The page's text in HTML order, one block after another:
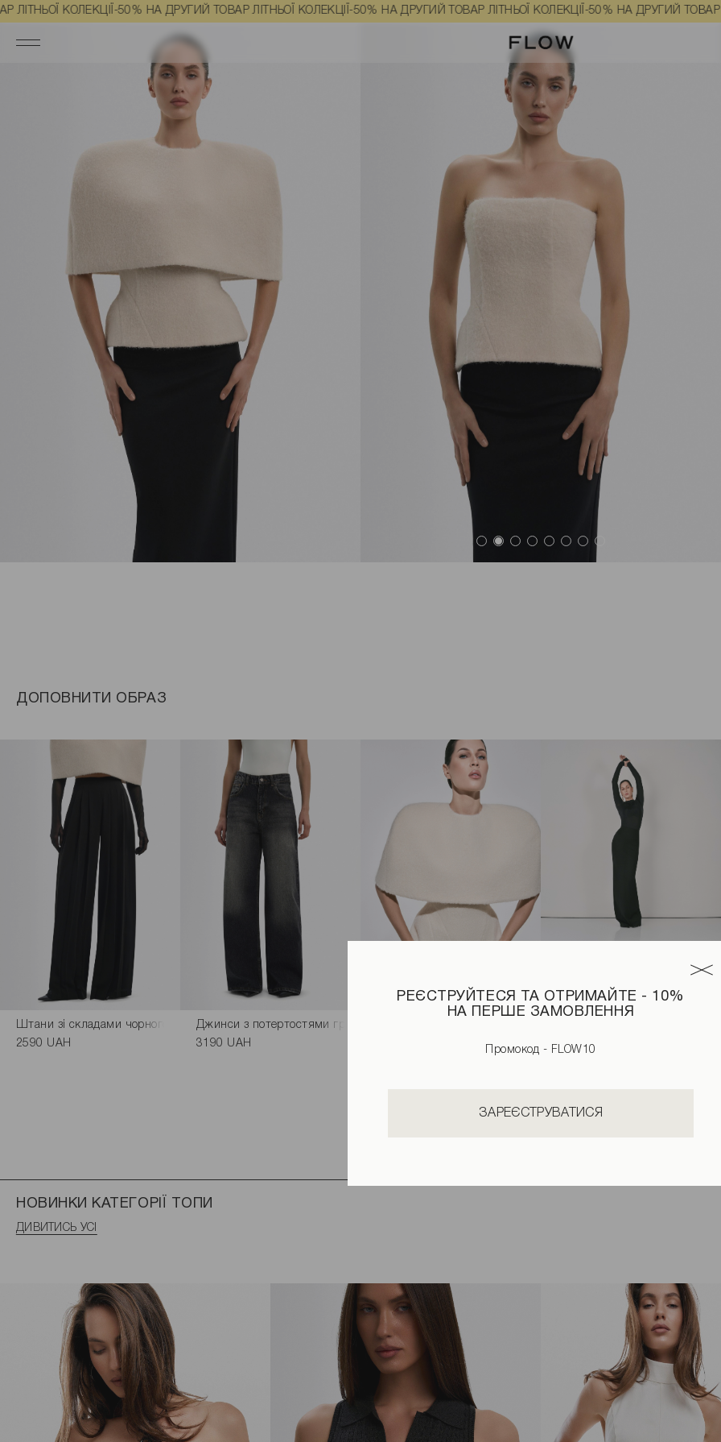
РЕЄСТРУЙТЕСЯ ТА ОТРИМАЙТЕ - 10%
НА ПЕРШЕ ЗАМОВЛЕННЯ
Промокод - FLOW10
ЗАРЕЄСТРУВАТИСЯ
КОЛЕКЦІЇ-50% НА ДРУГИЙ ТОВАР ЛІТНЬОЇ КОЛЕКЦІЇ-50% НА ДРУГИЙ ТОВАР ЛІТНЬОЇ КОЛЕКЦІЇ-50% НА ДРУГИЙ ТОВАР
Головна Одяг Футболки, топи та майки Топи Корсет молочного кольору розмір S
ДОПОВНИТИ ОБРАЗ
Штани зі складами чорного кольору
2590 UAH
Джинси з потертостями графітового кольору
3190 UAH
2190 UAH
НОВИНКИ КАТЕГОРІЇ ТОПИ
ДИВИТИСЬ УСІ